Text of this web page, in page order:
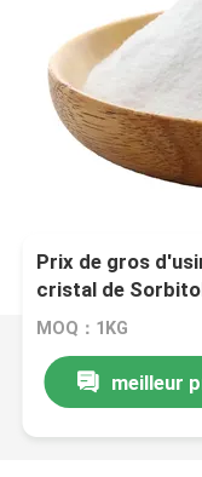
Prix ​​de gros
cristal de
MOQ：1KG
meilleur